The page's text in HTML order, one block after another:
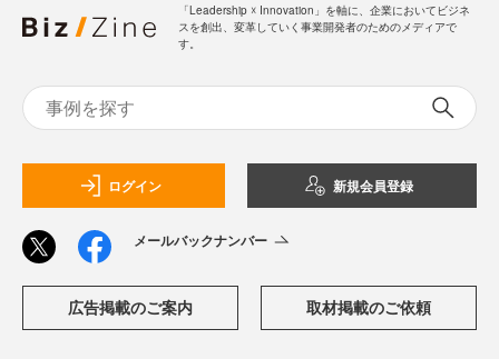
「Leadership ☓ Innovation」を軸に、企業においてビジネ
スを創出、変革していく事業開発者のためのメディアで
す。
ログイン 新規会員登録
メールバックナンバー
広告掲載のご案内 取材掲載のご依頼